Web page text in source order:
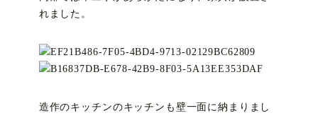
れました。
造作のキッチンのキッチンも壁一面に納まりまし